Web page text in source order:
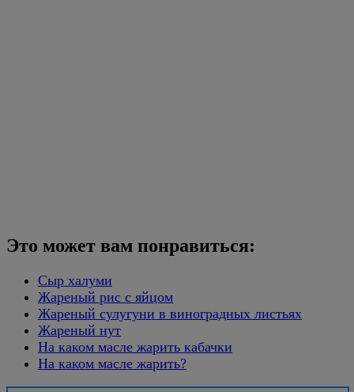
Это может вам понравиться:
Сыр халуми
Жареный рис с яйцом
Жареный сулугуни в виноградных листьях
Жареный нут
На каком масле жарить кабачки
На каком масле жарить?